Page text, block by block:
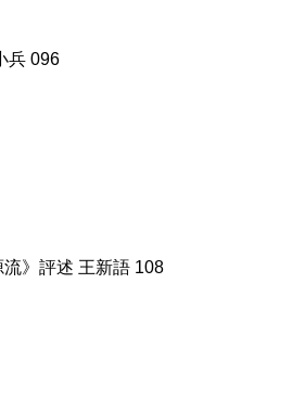
兵 096
》評述 王新語 108